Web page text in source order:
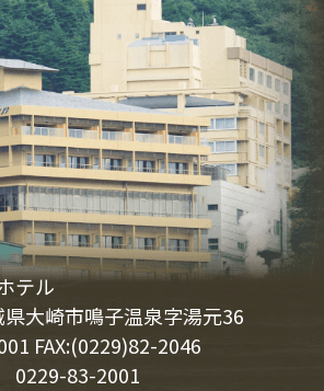
テル
大崎市鳴子温泉字湯元36
FAX:(0229)82-2046
0229-83-2001